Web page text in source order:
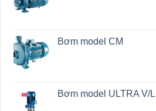
Bơm model CM
Bơm model ULTRA V/L